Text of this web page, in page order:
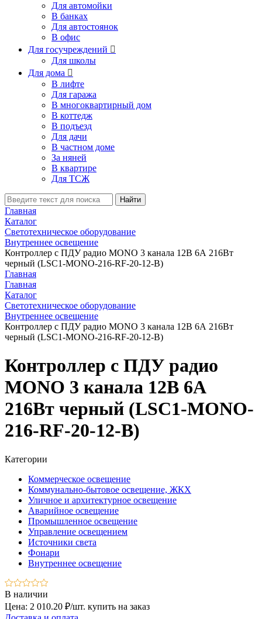
Для автомойки
В банках
Для автостоянок
В офис
Для госучреждений 
Для школы
Для дома 
В лифте
Для гаража
В многоквартирный дом
В коттедж
В подъезд
Для дачи
В частном доме
За няней
В квартире
Для ТСЖ
Найти
Главная
Каталог
Светотехническое оборудование
Внутреннее освещение
Контроллер с ПДУ радио MONO 3 канала 12В 6А 216Вт
черный (LSC1-MONO-216-RF-20-12-B)
Главная
Главная
Каталог
Светотехническое оборудование
Внутреннее освещение
Контроллер с ПДУ радио MONO 3 канала 12В 6А 216Вт
черный (LSC1-MONO-216-RF-20-12-B)
Контроллер с ПДУ радио
MONO 3 канала 12В 6А
216Вт черный (LSC1-MONO-
216-RF-20-12-B)
Категории
Коммерческое освещение
Коммунально-бытовое освещение, ЖКХ
Уличное и архитектурное освещение
Аварийное освещение
Промышленное освещение
Управление освещением
Источники света
Фонари
Внутреннее освещение
В наличии
Цена: 2 010.20 ₽/шт. купить на заказ